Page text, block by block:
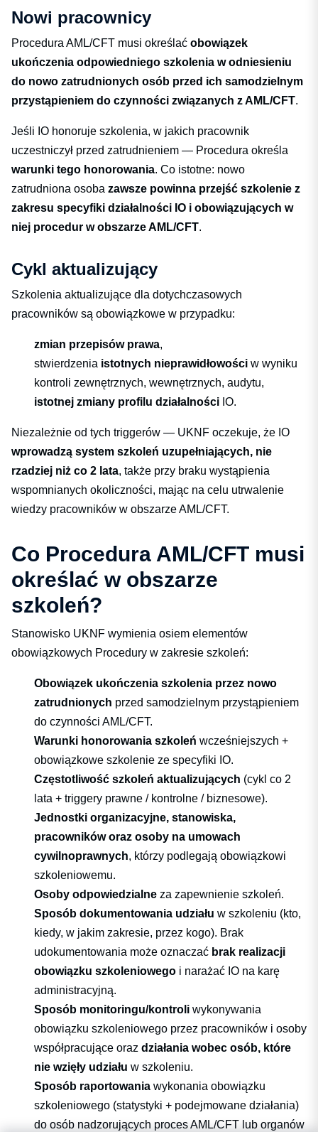
Nowi pracownicy
Procedura AML/CFT musi określać obowiązek
ukończenia odpowiedniego szkolenia w odniesieniu
do nowo zatrudnionych osób przed ich samodzielnym
przystąpieniem do czynności związanych z AML/CFT.
Jeśli IO honoruje szkolenia, w jakich pracownik
uczestniczył przed zatrudnieniem — Procedura określa
warunki tego honorowania. Co istotne: nowo
zatrudniona osoba zawsze powinna przejść szkolenie z
zakresu specyfiki działalności IO i obowiązujących w
niej procedur w obszarze AML/CFT.
Cykl aktualizujący
Szkolenia aktualizujące dla dotychczasowych
pracowników są obowiązkowe w przypadku:
zmian przepisów prawa,
stwierdzenia istotnych nieprawidłowości w wyniku
kontroli zewnętrznych, wewnętrznych, audytu,
istotnej zmiany profilu działalności IO.
Niezależnie od tych triggerów — UKNF oczekuje, że IO
wprowadzą system szkoleń uzupełniających, nie
rzadziej niż co 2 lata, także przy braku wystąpienia
wspomnianych okoliczności, mając na celu utrwalenie
wiedzy pracowników w obszarze AML/CFT.
Co Procedura AML/CFT musi
określać w obszarze
szkoleń?
Stanowisko UKNF wymienia osiem elementów
obowiązkowych Procedury w zakresie szkoleń:
Obowiązek ukończenia szkolenia przez nowo
zatrudnionych przed samodzielnym przystąpieniem
do czynności AML/CFT.
Warunki honorowania szkoleń wcześniejszych +
obowiązkowe szkolenie ze specyfiki IO.
Częstotliwość szkoleń aktualizujących (cykl co 2
lata + triggery prawne / kontrolne / biznesowe).
Jednostki organizacyjne, stanowiska,
pracowników oraz osoby na umowach
cywilnoprawnych, którzy podlegają obowiązkowi
szkoleniowemu.
Osoby odpowiedzialne za zapewnienie szkoleń.
Sposób dokumentowania udziału w szkoleniu (kto,
kiedy, w jakim zakresie, przez kogo). Brak
udokumentowania może oznaczać brak realizacji
obowiązku szkoleniowego i narażać IO na karę
administracyjną.
Sposób monitoringu/kontroli wykonywania
obowiązku szkoleniowego przez pracowników i osoby
współpracujące oraz działania wobec osób, które
nie wzięły udziału w szkoleniu.
Sposób raportowania wykonania obowiązku
szkoleniowego (statystyki + podejmowane działania)
do osób nadzorujących proces AML/CFT lub organów